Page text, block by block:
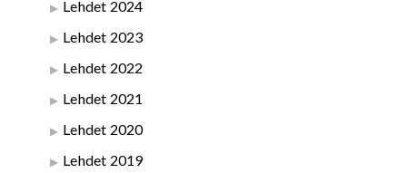
Lehdet 2024
Lehdet 2023
Lehdet 2022
Lehdet 2021
Lehdet 2020
Lehdet 2019